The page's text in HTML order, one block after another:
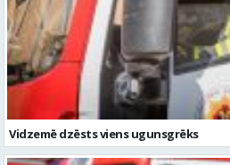
Vidzemē dzēsts viens ugunsgrēks